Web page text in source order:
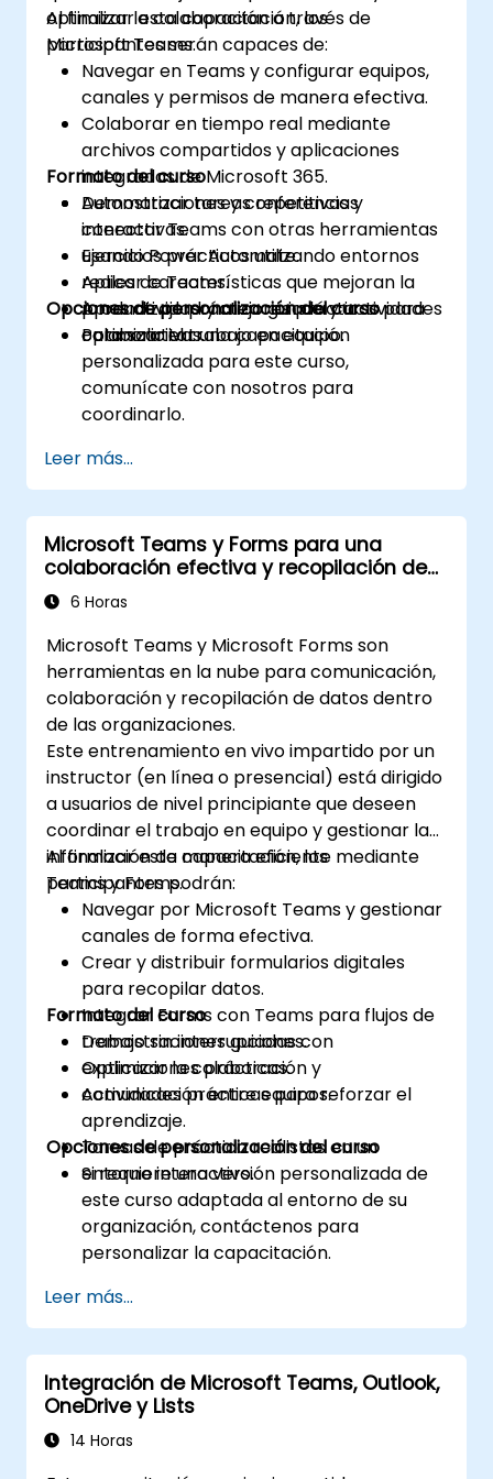
optimizar la colaboración a través de
Microsoft Teams.
Al finalizar esta capacitación, los
participantes serán capaces de:
Navegar en Teams y configurar equipos,
canales y permisos de manera efectiva.
Colaborar en tiempo real mediante
archivos compartidos y aplicaciones
integradas de Microsoft 365.
Automatizar tareas repetitivas y
conectar Teams con otras herramientas
usando Power Automate.
Aplicar características que mejoran la
productividad y mejores prácticas para
optimizar el trabajo en equipo.
Formato del curso
Demostraciones y conferencias
interactivas.
Ejercicios prácticos utilizando entornos
reales de Teams.
Aprendizaje práctico guiado y actividades
colaborativas.
Opciones de personalización del curso
Para solicitar una capacitación
personalizada para este curso,
comunícate con nosotros para
coordinarlo.
Leer más...
Microsoft Teams y Forms para una
colaboración efectiva y recopilación de
datos6 Horas
Microsoft Teams y Microsoft Forms son
herramientas en la nube para comunicación,
colaboración y recopilación de datos dentro
de las organizaciones.
Este entrenamiento en vivo impartido por un
instructor (en línea o presencial) está dirigido
a usuarios de nivel principiante que deseen
coordinar el trabajo en equipo y gestionar la
información de manera eficiente mediante
Teams y Forms.
Al finalizar esta capacitación, los
participantes podrán:
Navegar por Microsoft Teams y gestionar
canales de forma efectiva.
Crear y distribuir formularios digitales
para recopilar datos.
Integrar Forms con Teams para flujos de
trabajo sin interrupciones.
Optimizar la colaboración y
comunicación entre equipos.
Formato del curso
Demostraciones guiadas con
explicaciones prácticas.
Actividades prácticas para reforzar el
aprendizaje.
Tareas de práctica realistas en un
entorno interactivo.
Opciones de personalización del curso
Si requiere una versión personalizada de
este curso adaptada al entorno de su
organización, contáctenos para
personalizar la capacitación.
Leer más...
Integración de Microsoft Teams, Outlook,
OneDrive y Lists
14 Horas